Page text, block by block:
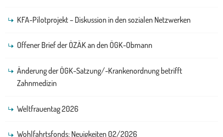
KFA-Pilotprojekt – Diskussion in den sozialen Netzwerken
Offener Brief der ÖZÄK an den ÖGK-Obmann
Änderung der ÖGK-Satzung/-Krankenordnung betrifft
Zahnmedizin
Weltfrauentag 2026
Wohlfahrtsfonds: Neuigkeiten 02/2026